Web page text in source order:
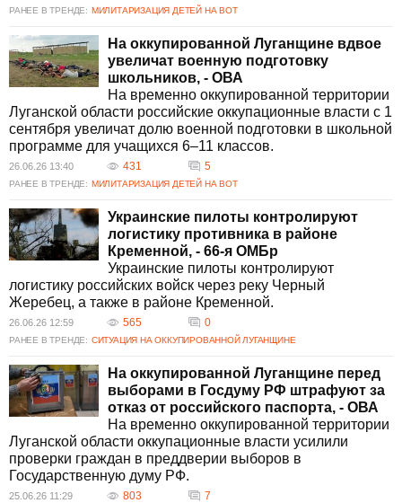
РАНЕЕ В ТРЕНДЕ: МИЛИТАРИЗАЦИЯ ДЕТЕЙ НА ВОТ
На оккупированной Луганщине вдвое
увеличат военную подготовку
школьников, - ОВА
На временно оккупированной территории
Луганской области российские оккупационные власти с 1
сентября увеличат долю военной подготовки в школьной
программе для учащихся 6–11 классов.
26.06.26 13:40 431 5
РАНЕЕ В ТРЕНДЕ: МИЛИТАРИЗАЦИЯ ДЕТЕЙ НА ВОТ
Украинские пилоты контролируют
логистику противника в районе
Кременной, - 66-я ОМБр
Украинские пилоты контролируют
логистику российских войск через реку Черный
Жеребец, а также в районе Кременной.
26.06.26 12:59 565 0
РАНЕЕ В ТРЕНДЕ: СИТУАЦИЯ НА ОККУПИРОВАННОЙ ЛУГАНЩИНЕ
На оккупированной Луганщине перед
выборами в Госдуму РФ штрафуют за
отказ от российского паспорта, - ОВА
На временно оккупированной территории
Луганской области оккупационные власти усилили
проверки граждан в преддверии выборов в
Государственную думу РФ.
25.06.26 11:29 803 7